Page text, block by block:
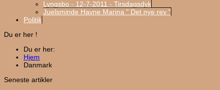
Lyngsbo - 12-7-2011 - Tirsdagsdyk
Juelsminde Havne Marina " Det nye rev "
Politik
Du er her !
Du er her:
Hjem
Danmark
Seneste artikler